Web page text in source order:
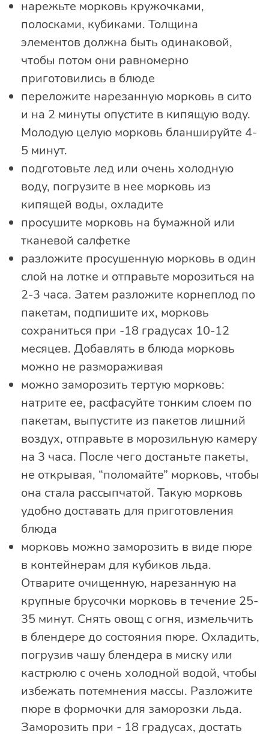
нарежьте морковь кружочками,
полосками, кубиками. Толщина
элементов должна быть одинаковой,
чтобы потом они равномерно
приготовились в блюде
переложите нарезанную морковь в сито
и на 2 минуты опустите в кипящую воду.
Молодую целую морковь бланшируйте 4-
5 минут.
подготовьте лед или очень холодную
воду, погрузите в нее морковь из
кипящей воды, охладите
просушите морковь на бумажной или
тканевой салфетке
разложите просушенную морковь в один
слой на лотке и отправьте морозиться на
2-3 часа. Затем разложите корнеплод по
пакетам, подпишите их, морковь
сохраниться при -18 градусах 10-12
месяцев. Добавлять в блюда морковь
можно не размораживая
можно заморозить тертую морковь:
натрите ее, расфасуйте тонким слоем по
пакетам, выпустите из пакетов лишний
воздух, отправьте в морозильную камеру
на 3 часа. После чего достаньте пакеты,
не открывая, “поломайте” морковь, чтобы
она стала рассыпчатой. Такую морковь
удобно доставать для приготовления
блюда
морковь можно заморозить в виде пюре
в контейнерам для кубиков льда.
Отварите очищенную, нарезанную на
крупные брусочки морковь в течение 25-
35 минут. Снять овощ с огня, измельчить
в блендере до состояния пюре. Охладить,
погрузив чашу блендера в миску или
кастрюлю с очень холодной водой, чтобы
избежать потемнения массы. Разложите
пюре в формочки для заморозки льда.
Заморозить при - 18 градусах, достать